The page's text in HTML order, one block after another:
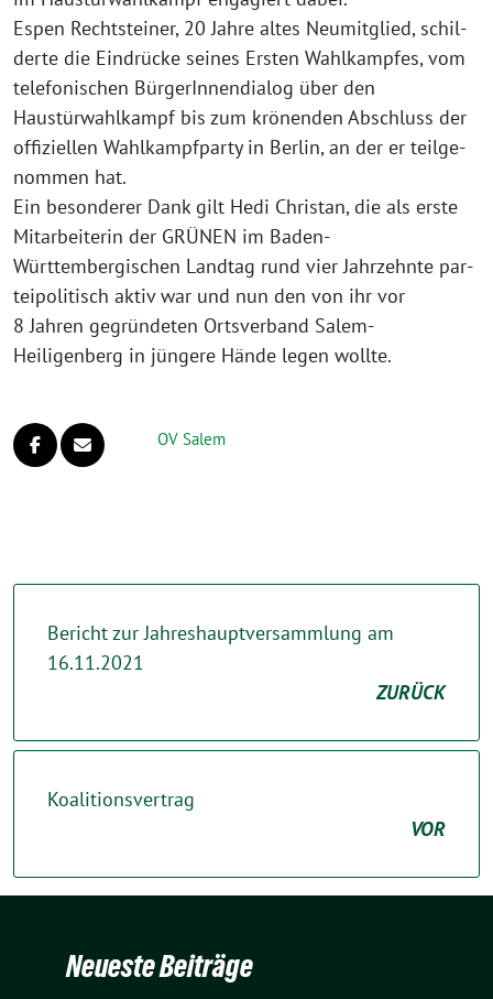
Espen Rechtsteiner, 20 Jahre altes Neumitglied, schil­
der­te die Eindrücke sei­nes Ersten Wahlkampfes, vom
tele­fo­ni­schen BürgerInnendialog über den
Haustürwahlkampf bis zum krö­nen­den Abschluss der
offi­zi­el­len Wahlkampfparty in Berlin, an der er teil­ge­
nom­men hat.
Ein beson­de­rer Dank gilt Hedi Christan, die als ers­te
Mitarbeiterin der GRÜNEN im Baden-
Württembergischen Landtag rund vier Jahrzehnte par­
tei­po­li­tisch aktiv war und nun den von ihr vor
8 Jahren gegrün­de­ten Ortsverband Salem-
Heiligenberg in jün­ge­re Hände legen wollte.
OV Salem
Bericht zur Jahreshauptversammlung am
16.11.2021
ZURÜCK
Koalitionsvertrag
VOR
Neueste Beiträge